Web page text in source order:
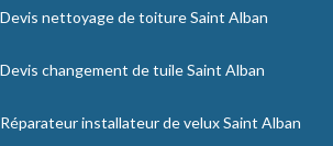
Devis nettoyage de toiture Saint Alban
Devis changement de tuile Saint Alban
Réparateur installateur de velux Saint Alban